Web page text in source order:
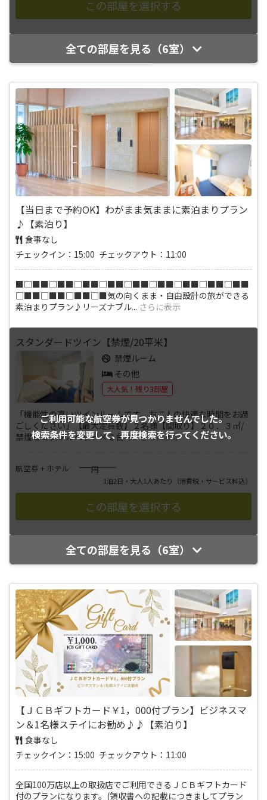
全ての部屋を見る（6室）
【当日まで予約OK】わがまま気ままに素泊まりプラン
♪【素泊り】
食事なし
チェックイン：15:00 チェックアウト：11:00
■□■■□■■□■■□■■□■■□■■□■■□■■□■■
□■■□■■□■■□■気の向くまま・自由設計の旅ができる
素泊まりプラン♪リーズナブル... さらに表示
ご利用可能な航空券が見つかりませんでした。
検索条件を変更して、再度検索を行ってください。
スタンダードツイン【禁煙/20平米】
禁煙ルーム
その他
大人気！残り3部屋
「機能性の高いツインルームです。お二人の快適な時間をお過
ごしください」【最大定員数】２名様【間取り】２０．３㎡/
禁煙セミダブルベッド×２台ベ...さらに表示
航空券 + ホテル ――――円
1泊2日・大人1人あたり （消費税・サービス料込）
全ての部屋を見る（6室）
【ＪＣＢギフトカード￥1，000付プラン】ビジネスマ
ン＆1名様ステイにお勧め♪♪【素泊り】
食事なし
チェックイン：15:00 チェックアウト：11:00
全国100万店以上の取扱店でご利用できるＪＣＢギフトカード
付のプランになります。(領収書への記載につきましてプラン